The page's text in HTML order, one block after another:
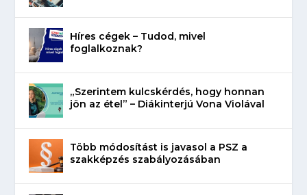
Híres cégek – Tudod, mivel
foglalkoznak?
„Szerintem kulcskérdés, hogy honnan
jön az étel” – Diákinterjú Vona Violával
Több módosítást is javasol a PSZ a
szakképzés szabályozásában